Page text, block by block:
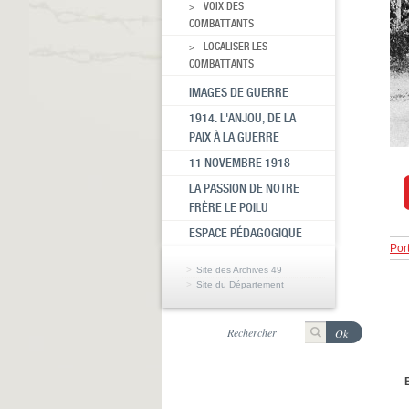
VOIX DES
COMBATTANTS
LOCALISER LES
COMBATTANTS
IMAGES DE GUERRE
1914. L'ANJOU, DE LA
PAIX À LA GUERRE
11 NOVEMBRE 1918
LA PASSION DE NOTRE
FRÈRE LE POILU
ESPACE PÉDAGOGIQUE
Site des Archives 49
Site du Département